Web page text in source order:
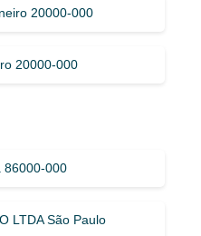
20000-000
20000-000
86000-000
LTDA São Paulo